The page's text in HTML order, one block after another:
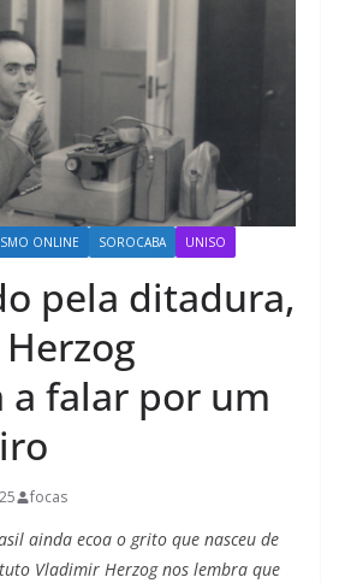
ONLINE SOROCABA UNISO
pela ditadura,
falar por um
focas
ainda ecoa o grito que nasceu de
Vladimir Herzog nos lembra que